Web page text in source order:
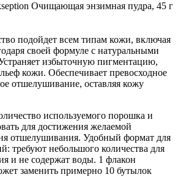
Очищающая энзимная пудра, 45 г
подойдет всем типам кожи, включая
своей формуле с натуральными
избыточную пигментацию,
кожи. Обеспечивает превосходное
отшелушивание, оставляя кожу
используемого порошка и
для достижения желаемой
отшелушивания. Удобный формат для
требуют небольшого количества для
и не содержат воды. 1 флакон
заменить примерно 10 бутылок